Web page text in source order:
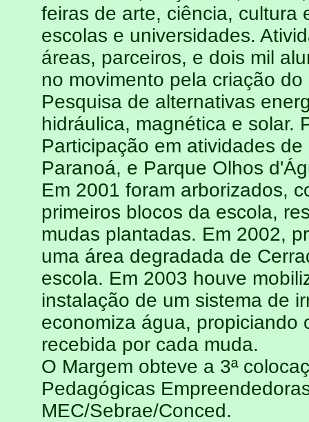
feiras de arte, ciência, cultura
escolas e universidades.
áreas, parceiros, e dois mil
no movimento pela criação
Pesquisa de alternativas
hidráulica, magnética e solar.
Participação em atividades
Paranoá, e Parque Olhos
Em 2001 foram arborizados,
primeiros blocos da escola,
mudas plantadas. Em 2002,
uma área degradada de
escola. Em 2003 houve
instalação de um sistema de
economiza água,
recebida por cada muda.
O Margem obteve a 3ª
Pedagógicas
MEC/Sebrae/Conced.